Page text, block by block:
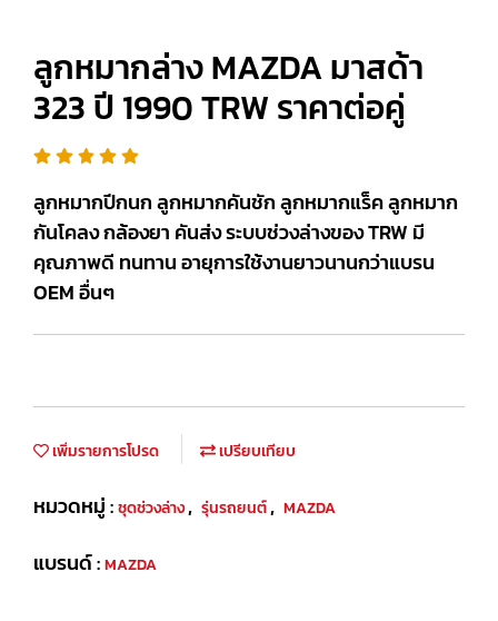
ลูกหมากล่าง MAZDA มาสด้า
323 ปี 1990 TRW ราคาต่อคู่
ลูกหมากปีกนก ลูกหมากคันชัก ลูกหมากแร็ค ลูกหมาก
กันโคลง กล้องยา คันส่ง ระบบช่วงล่างของ TRW มี
คุณภาพดี ทนทาน อายุการใช้งานยาวนานกว่าแบรน
OEM อื่นๆ
เพิ่มรายการโปรด เปรียบเทียบ
หมวดหมู่ :ชุดช่วงล่าง, รุ่นรถยนต์, MAZDA
แบรนด์ :MAZDA